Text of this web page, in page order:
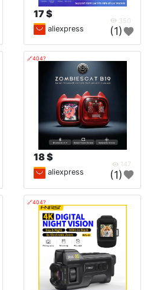
17 $
350
aliexpress (1)
🔗404?
18 $
147
aliexpress (1)
🔗404?